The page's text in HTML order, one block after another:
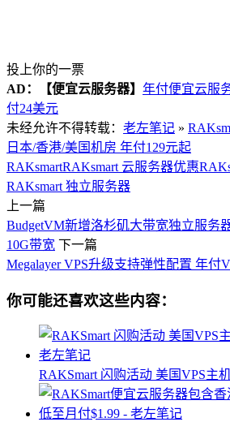
投上你的一票
AD：
【便宜云服务器】 年付便宜云服
付24美元
未经允许不得转载： 老左笔记 »
日本/香港/美国机房 年付129元起
RAKsmartRAKsmart 云服务器优惠
RAKsmart 独立服务器
上一篇
BudgetVM新增洛杉矶大带宽独立服务
10G带宽 下一篇
Megalayer VPS升级支持弹性配置 年付
你可能还喜欢这些内容：
RAKSmart 闪购活动 美国VPS主